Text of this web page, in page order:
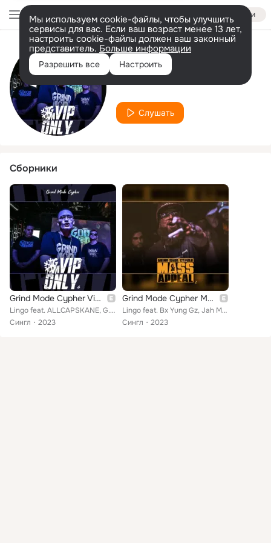
Войти
Мы используем cookie-файлы, чтобы улучшить
сервисы для вас. Если ваш возраст менее 13 лет,
настроить cookie-файлы должен ваш законный
представитель. Больше информации
Разрешить все Настроить
Исполнитель
Shawn Mics
Слушать
Сборники
Grind Mode Cypher Vip Only 6
Lingo feat. ALLCAPSKANE, G.I.Jonez, Shawn Mics, Spacey Jones, Marcus the Android
Сингл
2023
Grind Mode Cypher Mass Appeal 2
Lingo feat. Bx Yung Gz, Jah Murda, Coherent, Androz, Shawn Mics, Mickey Bourbon
Сингл
2023